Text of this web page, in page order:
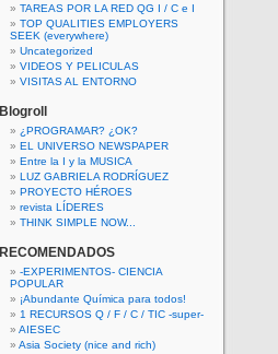
TAREAS POR LA RED QG I / C e I
TOP QUALITIES EMPLOYERS
SEEK (everywhere)
Uncategorized
VIDEOS Y PELICULAS
VISITAS AL ENTORNO
Blogroll
¿PROGRAMAR? ¿OK?
EL UNIVERSO NEWSPAPER
Entre la I y la MUSICA
LUZ GABRIELA RODRÍGUEZ
PROYECTO HÉROES
revista LÍDERES
THINK SIMPLE NOW...
RECOMENDADOS
-EXPERIMENTOS- CIENCIA
POPULAR
¡Abundante Química para todos!
1 RECURSOS Q / F / C / TIC -super-
AIESEC
Asia Society (nice and rich)